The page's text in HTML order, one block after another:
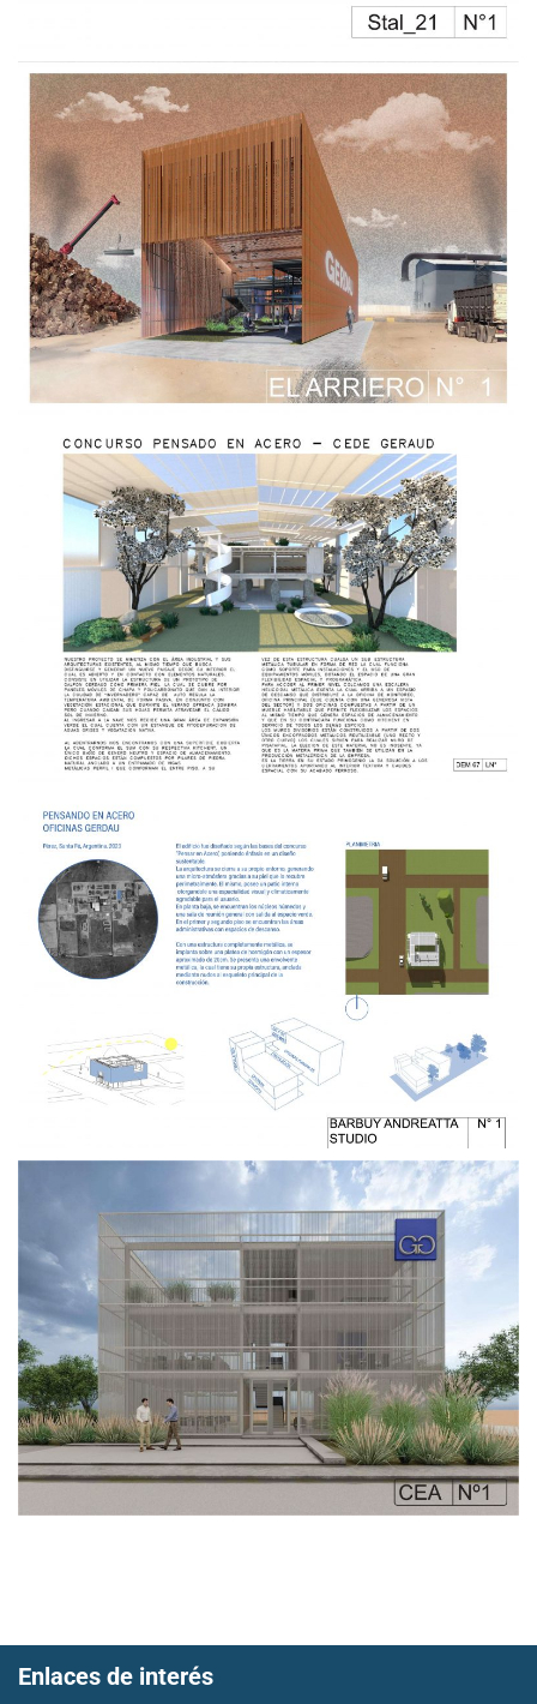
Enlaces de interés